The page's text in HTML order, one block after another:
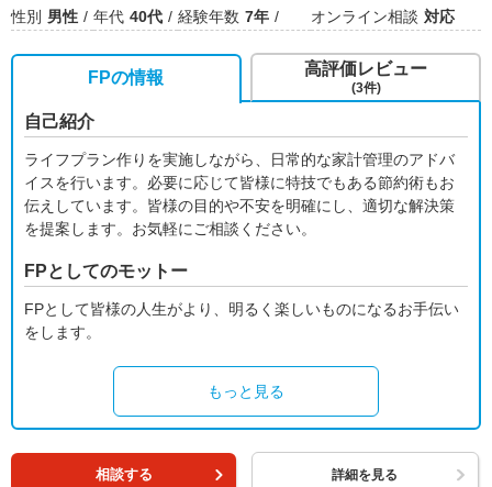
性別 男性 年代 40代 経験年数 7年 オンライン相談 対応
FPの情報
自己紹介
ライフプラン作りを実施しながら、日常的な家計管理のアドバ
イスを行います。必要に応じて皆様に特技でもある節約術もお
伝えしています。皆様の目的や不安を明確にし、適切な解決策
を提案します。お気軽にご相談ください。
FPとしてのモットー
FPとして皆様の人生がより、明るく楽しいものになるお手伝い
をします。
もっと見る
高評価レビュー
(3件)
相談する 詳細を見る